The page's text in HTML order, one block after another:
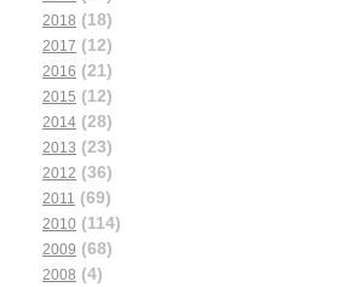
2018 (18)
2017 (12)
2016 (21)
2015 (12)
2014 (28)
2013 (23)
2012 (36)
2011 (69)
2010 (114)
2009 (68)
2008 (4)